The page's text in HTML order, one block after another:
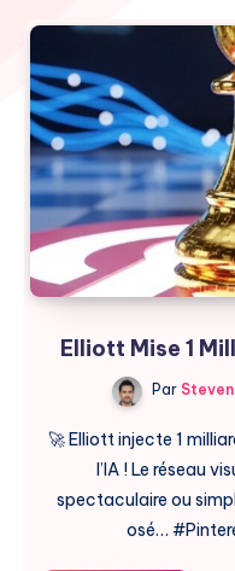
Elliott Mise 1
Par
🚀 Elliott injecte 1
l’IA ! Le réseau
spectaculaire ou
osé…